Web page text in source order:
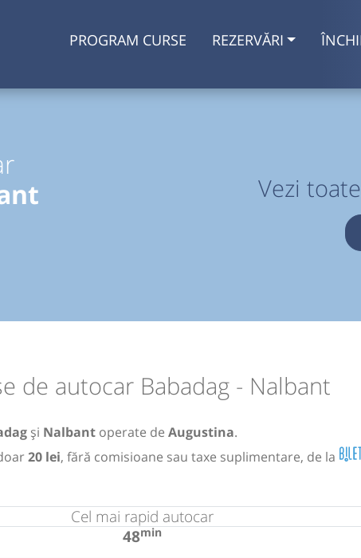
PROGRAM CURSE REZERVĂRI
Vezi
de autocar Babadag - Nalbant
și Nalbant operate de Augustina.
20 lei, fără comisioane sau taxe suplimentare, de la
Cel mai rapid autocar
48min